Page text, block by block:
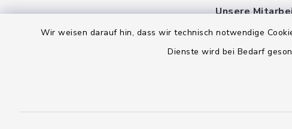
Wir weisen darauf hin, dass wir technisch notwendige
Dienste wird bei Bedarf
Unsere